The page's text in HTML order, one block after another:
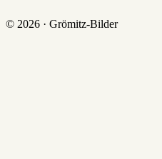
© 2026 · Grömitz-Bilder